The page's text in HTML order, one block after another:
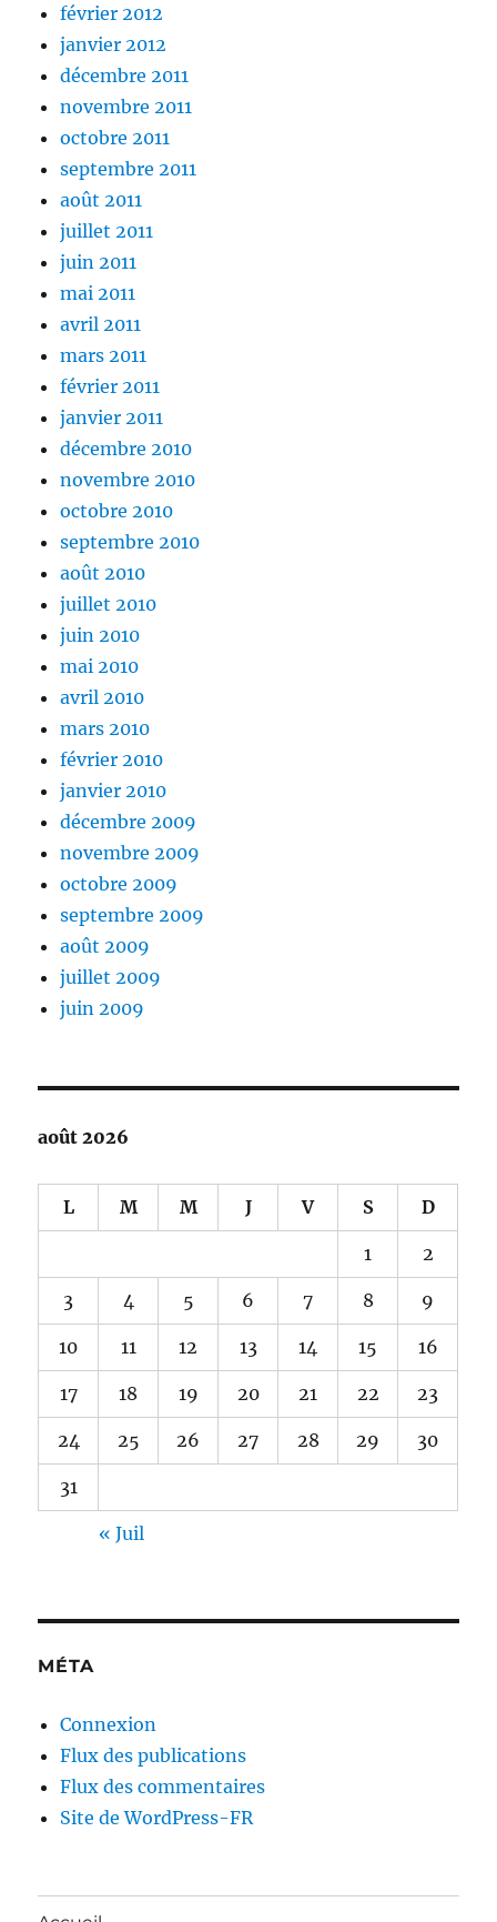
février 2012
janvier 2012
décembre 2011
novembre 2011
octobre 2011
septembre 2011
août 2011
juillet 2011
juin 2011
mai 2011
avril 2011
mars 2011
février 2011
janvier 2011
décembre 2010
novembre 2010
octobre 2010
septembre 2010
août 2010
juillet 2010
juin 2010
mai 2010
avril 2010
mars 2010
février 2010
janvier 2010
décembre 2009
novembre 2009
octobre 2009
septembre 2009
août 2009
juillet 2009
juin 2009
août 2026
L M M J V S D
1 2
3 4 5 6 7 8 9
10 11 12 13 14 15 16
17 18 19 20 21 22 23
24 25 26 27 28 29 30
31
« Juil
MÉTA
Connexion
Flux des publications
Flux des commentaires
Site de WordPress-FR